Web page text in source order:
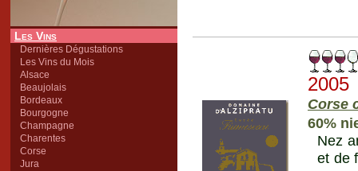
Les Vins
Dernières Dégustations
Les Vins du Mois
Alsace
Beaujolais
Bordeaux
Bourgogne
Champagne
Charentes
Corse
Jura
2005
Corse
60%
Nez
et de